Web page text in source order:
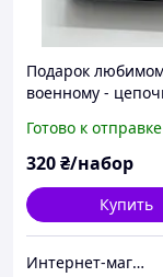
Подарок
военному -
открыткой
Готово к отправке
320₴/набор
Купить
Интернет-магазин "LuckyCase"